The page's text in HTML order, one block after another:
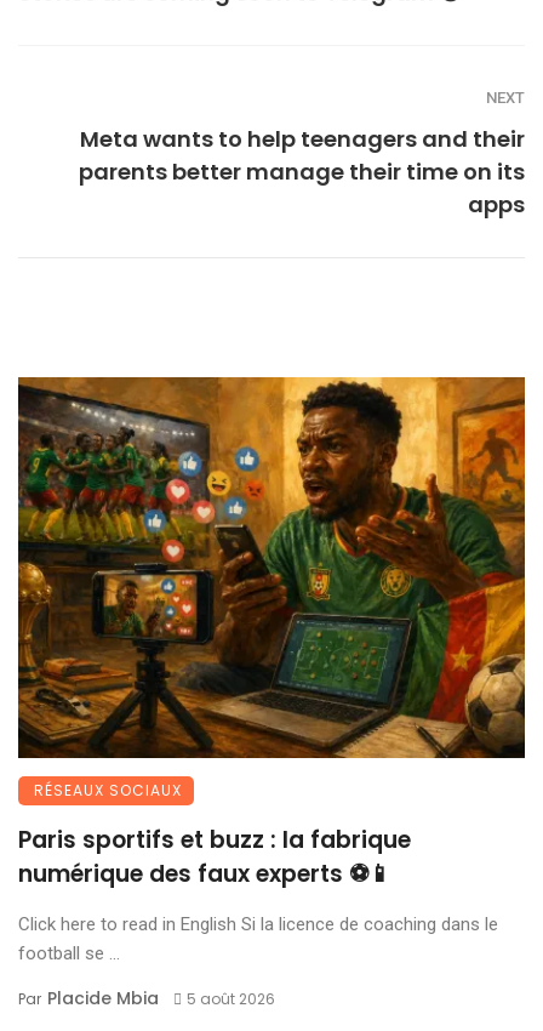
NEXT
Meta wants to help teenagers and their
parents better manage their time on its
apps
RÉSEAUX SOCIAUX
Paris sportifs et buzz : la fabrique
numérique des faux experts ⚽📱
Click here to read in English Si la licence de coaching dans le
football se ...
Par Placide Mbia 5 août 2026